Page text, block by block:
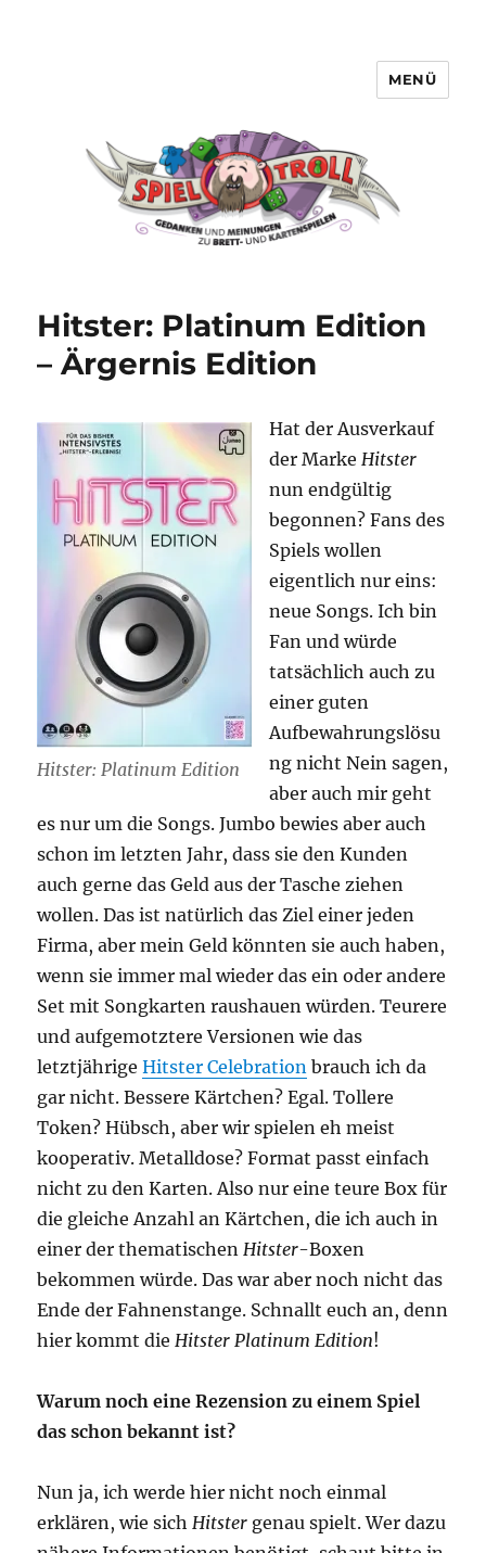
MENÜ
Hitster: Platinum Edition
– Ärgernis Edition
Hitster: Platinum Edition
Hat der Ausverkauf
der Marke Hitster
nun endgültig
begonnen? Fans des
Spiels wollen
eigentlich nur eins:
neue Songs. Ich bin
Fan und würde
tatsächlich auch zu
einer guten
Aufbewahrungslösu
ng nicht Nein sagen,
aber auch mir geht
es nur um die Songs. Jumbo bewies aber auch
schon im letzten Jahr, dass sie den Kunden
auch gerne das Geld aus der Tasche ziehen
wollen. Das ist natürlich das Ziel einer jeden
Firma, aber mein Geld könnten sie auch haben,
wenn sie immer mal wieder das ein oder andere
Set mit Songkarten raushauen würden. Teurere
und aufgemotztere Versionen wie das
letztjährigeHitster Celebration brauch ich da
gar nicht. Bessere Kärtchen? Egal. Tollere
Token? Hübsch, aber wir spielen eh meist
kooperativ. Metalldose? Format passt einfach
nicht zu den Karten. Also nur eine teure Box für
die gleiche Anzahl an Kärtchen, die ich auch in
einer der thematischen Hitster-Boxen
bekommen würde. Das war aber noch nicht das
Ende der Fahnenstange. Schnallt euch an, denn
hier kommt die Hitster Platinum Edition!
Warum noch eine Rezension zu einem Spiel
das schon bekannt ist?
Nun ja, ich werde hier nicht noch einmal
erklären, wie sich Hitster genau spielt. Wer dazu